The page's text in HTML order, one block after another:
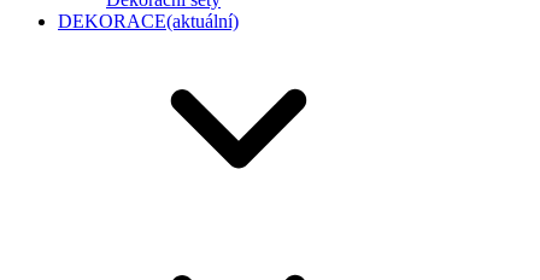
DEKORACE(aktuální)